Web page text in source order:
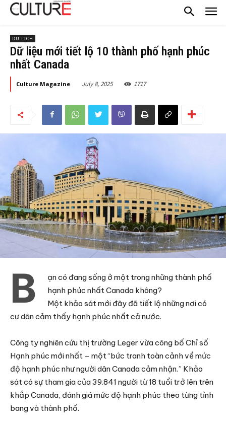
DU LỊCH
Dữ liệu mới tiết lộ 10 thành phố hạnh phúc
nhất Canada
Culture Magazine July 8, 2025 1717
B
ạn có đang sống ở một trong những thành phố
hạnh phúc nhất Canada không?
Một khảo sát mới đây đã tiết lộ những nơi có
cư dân cảm thấy hạnh phúc nhất cả nước.
Công ty nghiên cứu thị trường Leger vừa công bố Chỉ số
Hạnh phúc mới nhất – một “bức tranh toàn cảnh về mức
độ hạnh phúc như người dân Canada cảm nhận.” Khảo
sát có sự tham gia của 39.841 người từ 18 tuổi trở lên trên
khắp Canada, đánh giá mức độ hạnh phúc theo từng tỉnh
bang và thành phố.